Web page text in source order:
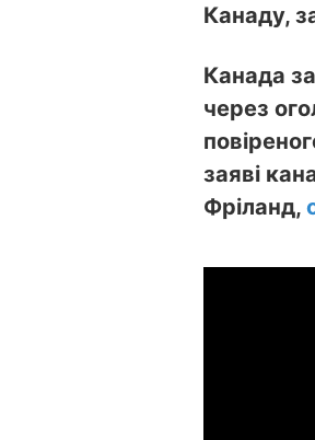
Канаду,
Канада
через
заяві
Фріланд,